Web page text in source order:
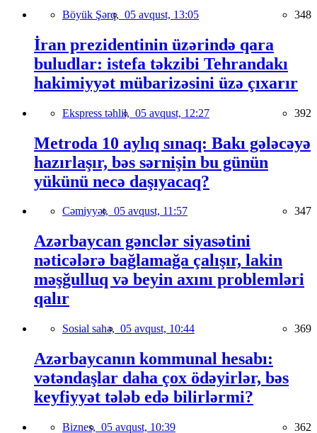
Böyük Şərq, 05 avqust, 13:05 348
İran prezidentinin üzərində qara
buludlar: istefa təkzibi Tehrandakı
hakimiyyət mübarizəsini üzə çıxarır
Ekspress təhlil, 05 avqust, 12:27 392
Metroda 10 aylıq sınaq: Bakı gələcəyə
hazırlaşır, bəs sərnişin bu günün
yükünü necə daşıyacaq?
Cəmiyyət, 05 avqust, 11:57 347
Azərbaycan gənclər siyasətini
nəticələrə bağlamağa çalışır, lakin
məşğulluq və beyin axını problemləri
qalır
Sosial sahə, 05 avqust, 10:44 369
Azərbaycanın kommunal hesabı:
vətəndaşlar daha çox ödəyirlər, bəs
keyfiyyət tələb edə bilirlərmi?
Biznes, 05 avqust, 10:39 362